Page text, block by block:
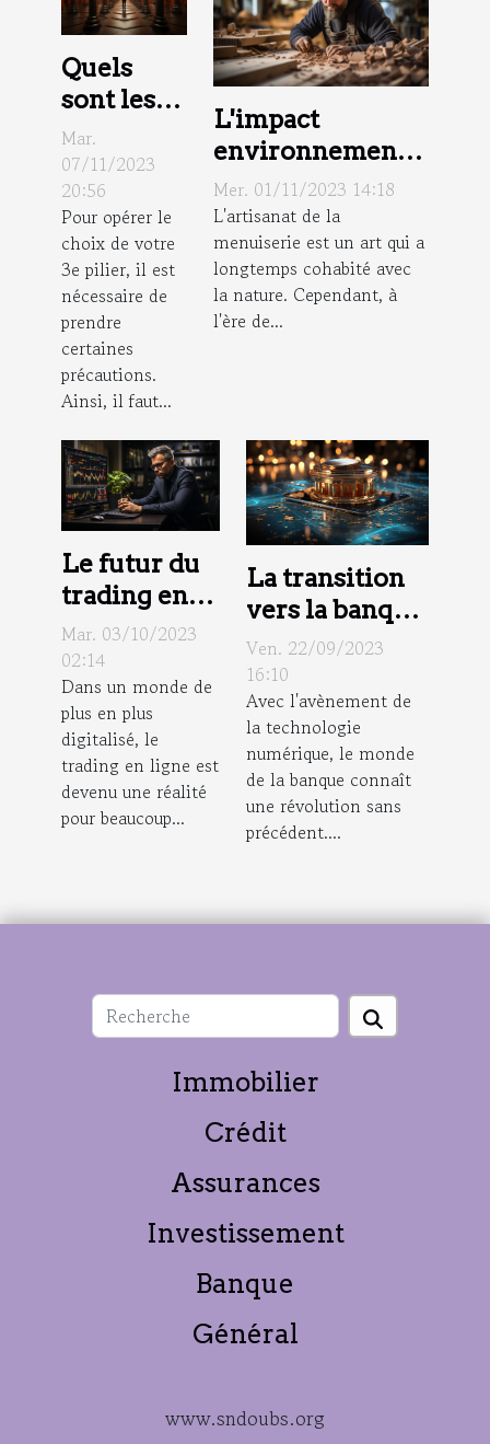
Quels
sont les
critères
de choix
d’un
conseiller
pour 3e
pilier ?
Mar.
07/11/2023
20:56
Pour opérer le
choix de votre
3e pilier, il est
nécessaire de
prendre
certaines
précautions.
Ainsi, il faut...
L'impact
environnemental
de la menuiserie
Mer. 01/11/2023 14:18
L'artisanat de la
menuiserie est un art qui a
longtemps cohabité avec
la nature. Cependant, à
l'ère de...
Le futur du
trading en
ligne :
prédictions
pour eToro
en 2023 et
au-delà
Mar. 03/10/2023
02:14
Dans un monde de
plus en plus
digitalisé, le
trading en ligne est
devenu une réalité
pour beaucoup...
La transition
vers la banque
numérique
pour les
professionnels
Ven. 22/09/2023
16:10
Avec l'avènement de
la technologie
numérique, le monde
de la banque connaît
une révolution sans
précédent....
Immobilier
Crédit
Assurances
Investissement
Banque
Général
www.sndoubs.org